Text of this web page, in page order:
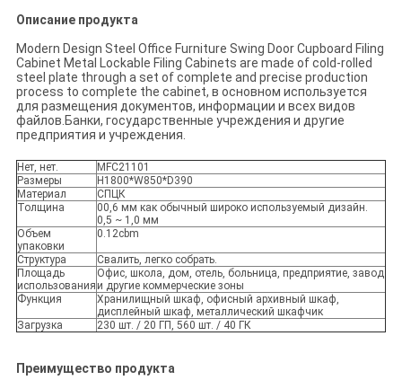
Описание продукта
Modern Design Steel Office Furniture Swing Door Cupboard Filing
Cabinet Metal Lockable Filing Cabinets are made of cold-rolled
steel plate through a set of complete and precise production
process to complete the cabinet, в основном используется
для размещения документов, информации и всех видов
файлов.Банки, государственные учреждения и другие
предприятия и учреждения.
Нет, нет.
MFC21101
Размеры
H1800*W850*D390
Материал
СПЦК
Толщина
00,6 мм как обычный широко используемый дизайн.
0,5 ~ 1,0 мм
Объем
упаковки
0.12cbm
Структура
Свалить, легко собрать.
Площадь
использования
Офис, школа, дом, отель, больница, предприятие, завод
и другие коммерческие зоны
Функция
Хранилищный шкаф, офисный архивный шкаф,
дисплейный шкаф, металлический шкафчик
Загрузка
230 шт. / 20 ГП, 560 шт. / 40 ГК
Преимущество продукта